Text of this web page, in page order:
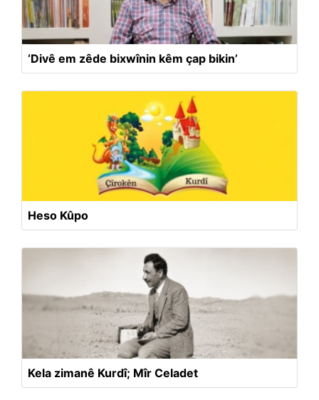
‘Divê em zêde bixwînin kêm çap bikin’
Heso Kûpo
Kela zimanê Kurdî; Mîr Celadet